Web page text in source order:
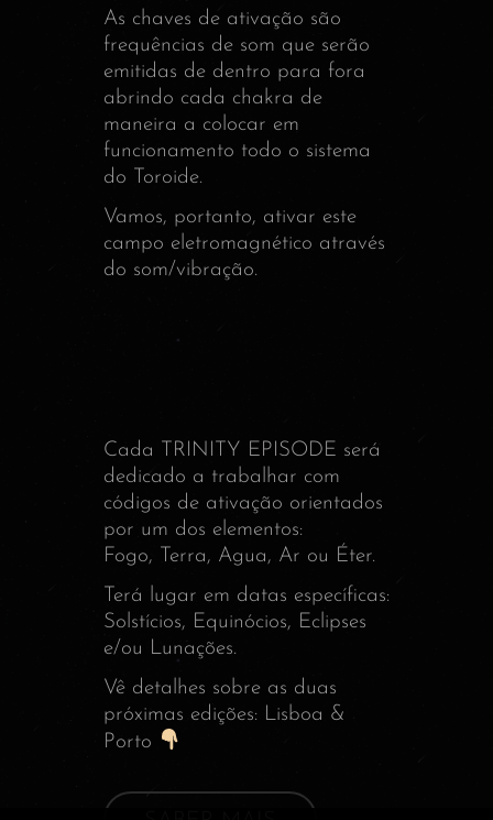
As chaves de ativação são
frequências de som que serão
emitidas de dentro para fora
abrindo cada chakra de
maneira a colocar em
funcionamento todo o sistema
do Toroide.
Vamos, portanto, ativar este
campo eletromagnético através
do som/vibração.
Cada TRINITY EPISODE será
dedicado a trabalhar com
códigos de ativação orientados
por um dos elementos:
Fogo, Terra, Agua, Ar ou Éter.
Terá lugar em datas específicas:
Solstícios, Equinócios, Eclipses
e/ou Lunações.
Vê detalhes sobre as duas
próximas edições: Lisboa &
Porto